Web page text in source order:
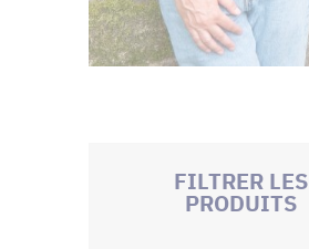
FILTRER LES
PRODUITS